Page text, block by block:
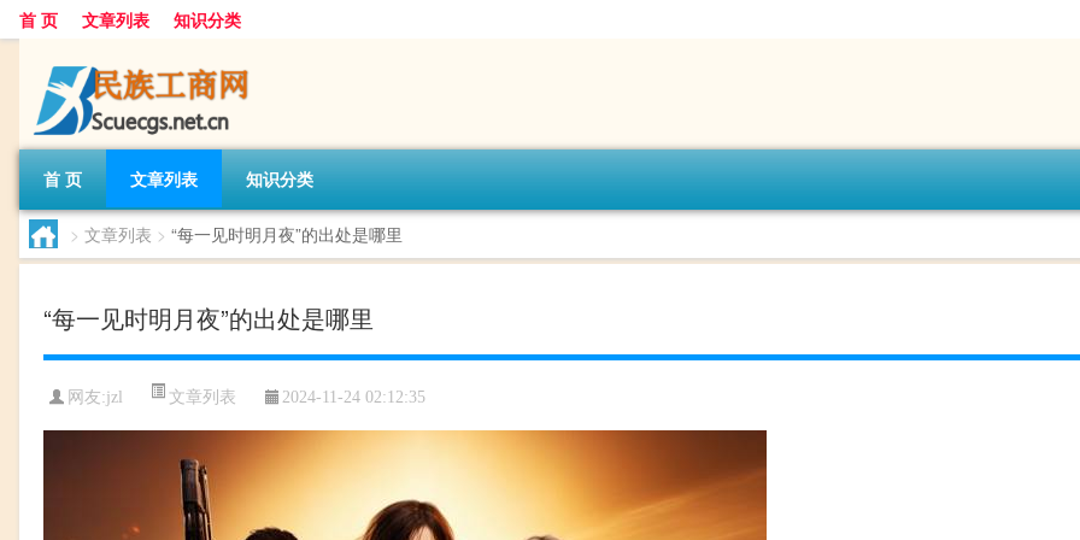
首 页 文章列表 知识分类
首 页 文章列表 知识分类
> 文章列表 > “每一见时明月夜”的出处是哪里
“每一见时明月夜”的出处是哪里
网友:jzl 文章列表 2024-11-24 02:12:35